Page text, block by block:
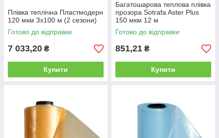
Плівка теплічна Пластмодерн
120 мкм 3х100 м (2 сезони)
Готово до відправки
7 033,20 ₴
Купити
Багатошарова теплова плівка
прозора Sotrafa Aster Plus
150 мкм 12 м
Готово до відправки
851,21 ₴
Купити